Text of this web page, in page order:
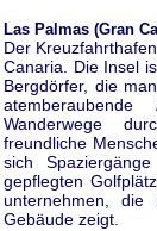
Las Palmas (Gran
Der
Canaria. Die Insel
Bergdörfer, die
Wanderwege
freundliche
sich
gepflegten
unternehmen, die
Gebäude zeigt.